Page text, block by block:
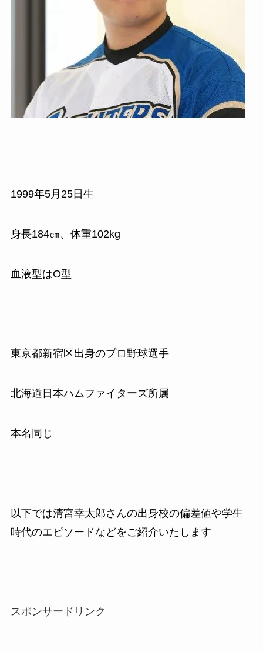
1999年5月 25日生
身長184㎝、体重102kg
血液型はO型
東京都新宿区出身のプロ野球選手
北海道日本ハムファイターズ所属
本名同じ
以下では清宮幸太郎さんの出身校の偏差値や学生
時代のエピソードなどをご紹介いたします
スポンサードリンク